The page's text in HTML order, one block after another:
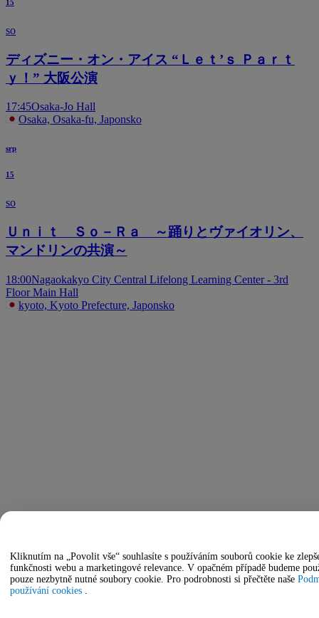
15
so
ディズニー・オン・アイス “Ｌｅｔ’ｓ Ｐａｒｔ
ｙ！” 大阪公演
17:45Osaka-Jo Hall
Osaka, Osaka-fu, Japonsko
srp
15
so
Ｕｎｉｔ Ｓｏ－Ｒａ ～踊りとヴァイオリン、
マンドリンの共演～
18:00Nagaokakyo City Central Lifelong Learning Center - 3rd
Floor Main Hall
kyoto, Kyoto Prefecture, Japonsko
Kliknutím na „Povolit vše“ souhlasíte s používáním souborů cookie ke
funkčnosti webu a marketingové relevance. V opačném případě budeme
pouze nezbytně nutné soubory cookie. Pro podrobnosti si přečtěte naše
používání cookies .